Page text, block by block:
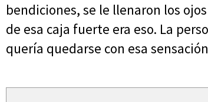
bendiciones, se le llenaron los
de esa caja fuerte era eso. La
quería quedarse con esa